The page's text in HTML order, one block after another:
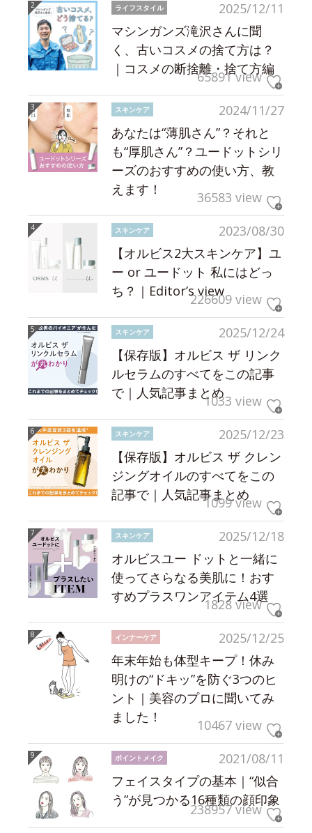
2025/12/11
ライフスタイル
マシンガンズ滝沢さんに聞
く、古いコスメの捨て方は？
｜コスメの断捨離・捨て方編
65891 view
2024/11/27
スキンケア
あなたは“薄肌さん”？それと
も“厚肌さん”？ユードットシリ
ーズのおすすめの使い方、教
えます！
36583 view
2023/08/30
スキンケア
【オルビス2大スキンケア】ユ
ー or ユードット 私にはどっ
ち？｜Editor’s view226609 view
2025/12/24
スキンケア
【保存版】オルビス ザ リンク
ルセラムのすべてをこの記事
で｜人気記事まとめ1033 view
2025/12/23
スキンケア
【保存版】オルビス ザ クレン
ジングオイルのすべてをこの
記事で｜人気記事まとめ
1099 view
2025/12/18
スキンケア
オルビスユー ドットと一緒に
使ってさらなる美肌に！おす
すめプラスワンアイテム4選
1828 view
2025/12/25
インナーケア
年末年始も体型キープ！休み
明けの“ドキッ”を防ぐ3つのヒ
ント｜美容のプロに聞いてみ
ました！
10467 view
2021/08/11
ポイントメイク
フェイスタイプの基本｜“似合
う”が見つかる16種類の顔印象
238957 view